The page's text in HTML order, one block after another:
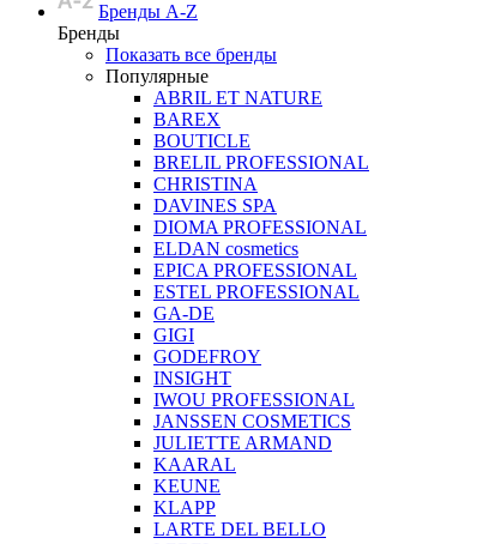
Бренды A-Z
Бренды
Показать все бренды
Популярные
ABRIL ET NATURE
BAREX
BOUTICLE
BRELIL PROFESSIONAL
CHRISTINA
DAVINES SPA
DIOMA PROFESSIONAL
ELDAN cosmetics
EPICA PROFESSIONAL
ESTEL PROFESSIONAL
GA-DE
GIGI
GODEFROY
INSIGHT
IWOU PROFESSIONAL
JANSSEN COSMETICS
JULIETTE ARMAND
KAARAL
KEUNE
KLAPP
LARTE DEL BELLO